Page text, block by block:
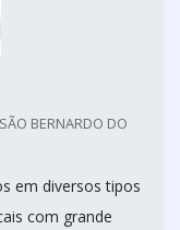
BERNARDO DO
em diversos tipos
com grande